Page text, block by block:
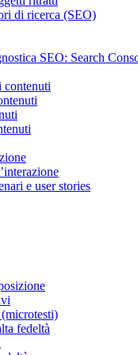
di ricerca (SEO)
SEO: Search
contenuti
e user stories
fedeltà